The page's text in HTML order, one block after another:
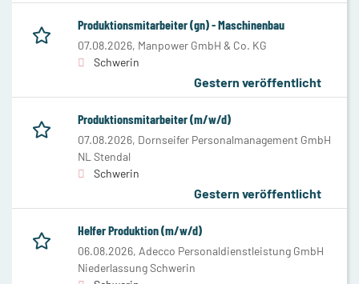
Produktionsmitarbeiter (gn) - Maschinenbau
07.08.2026, Manpower GmbH & Co. KG
Schwerin
Gestern veröffentlicht
Produktionsmitarbeiter (m/w/d)
07.08.2026, Dornseifer Personalmanagement GmbH
NL Stendal
Schwerin
Gestern veröffentlicht
Helfer Produktion (m/w/d)
06.08.2026, Adecco Personaldienstleistung GmbH
Niederlassung Schwerin